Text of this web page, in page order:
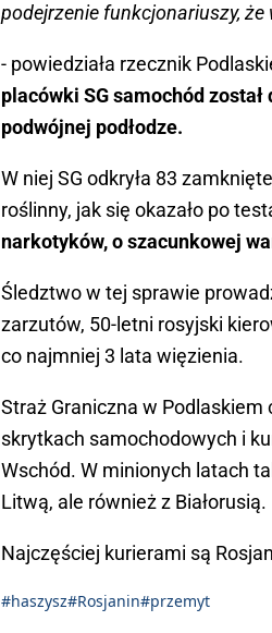
podejrzenie funkcjonariuszy,
- powiedziała rzecznik
placówki SG samochód
podwójnej podłodze.
W niej SG odkryła 83
roślinny, jak się okazało po
narkotyków, o szacunkowej
Śledztwo w tej sprawie
zarzutów, 50-letni rosyjski
co najmniej 3 lata więzienia.
Straż Graniczna w
skrytkach samochodowych i
Wschód. W minionych latach
Litwą, ale również z Białorusią.
Najczęściej kurierami są
#haszysz#Rosjanin#przemyt